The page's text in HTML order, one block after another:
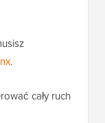
.
cały ruch